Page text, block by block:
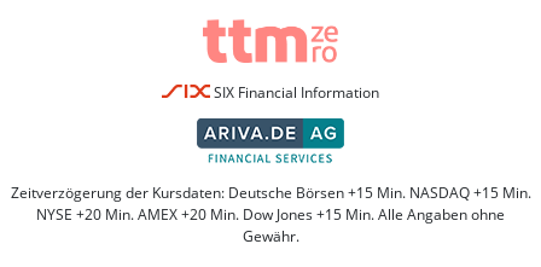
SIX Financial Information
Zeitverzögerung der Kursdaten: Deutsche Börsen +15 Min. NASDAQ +15 Min.
NYSE +20 Min. AMEX +20 Min. Dow Jones +15 Min. Alle Angaben ohne
Gewähr.